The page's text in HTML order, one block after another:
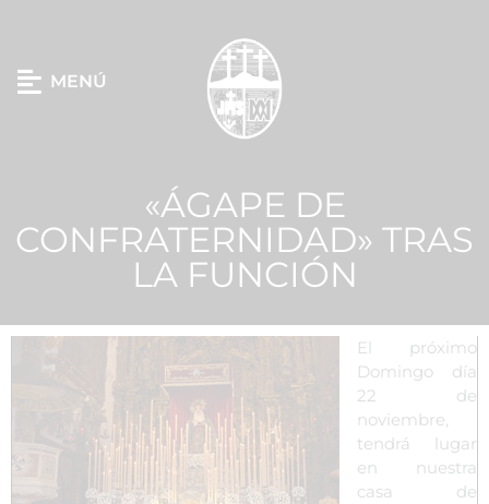
MENÚ
«ÁGAPE DE
CONFRATERNIDAD» TRAS
LA FUNCIÓN
El próximo
Domingo día
22 de
noviembre,
tendrá lugar
en nuestra
casa de